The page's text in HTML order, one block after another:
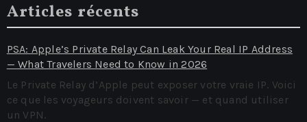
Articles récents
PSA: Apple’s Private Relay Can Leak Your Real IP Address
— What Travelers Need to Know in 2026
Le Private Relay d’Apple peut exposer votre vraie IP. Voici
ce que les voyageurs doivent savoir — et quand utiliser
un VPN.